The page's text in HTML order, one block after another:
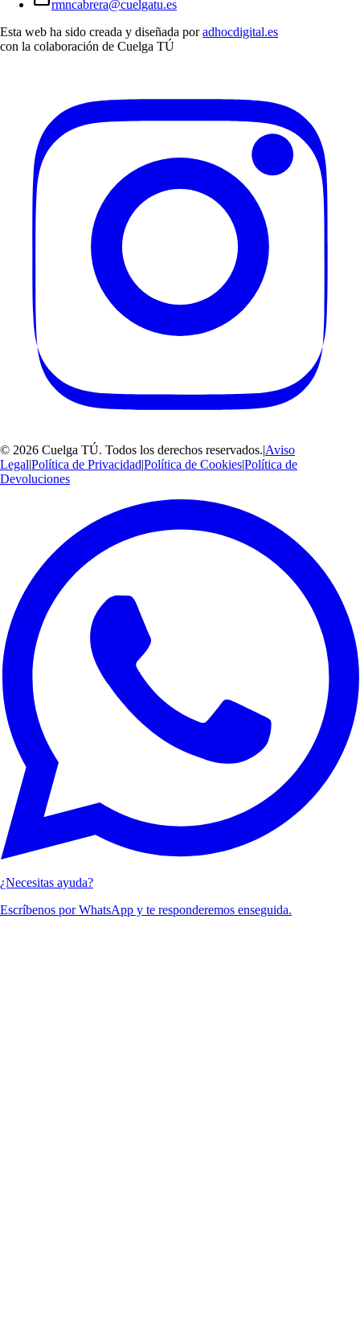
rmncabrera@cuelgatu.es
Esta web ha sido creada y diseñada por adhocdigital.es
con la colaboración de Cuelga TÚ
© 2026 Cuelga TÚ. Todos los derechos reservados.|Aviso
Legal|Política de Privacidad|Política de Cookies|Política de
Devoluciones
¿Necesitas ayuda?
Escríbenos por WhatsApp y te responderemos enseguida.